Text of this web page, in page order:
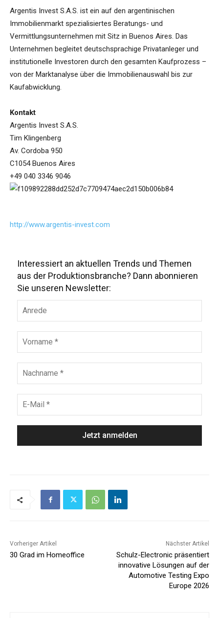
Argentis Invest S.A.S. ist ein auf den argentinischen
Immobilienmarkt spezialisiertes Beratungs- und
Vermittlungsunternehmen mit Sitz in Buenos Aires. Das
Unternehmen begleitet deutschsprachige Privatanleger und
institutionelle Investoren durch den gesamten Kaufprozess –
von der Marktanalyse über die Immobilienauswahl bis zur
Kaufabwicklung.
Kontakt
Argentis Invest S.A.S.
Tim Klingenberg
Av. Cordoba 950
C1054 Buenos Aires
+49 040 3346 9046
http://www.argentis-invest.com
Interessiert an aktuellen Trends und Themen
aus der Produktionsbranche? Dann abonnieren
Sie unseren Newsletter:
Vorheriger Artikel
30 Grad im Homeoffice
Nächster Artikel
Schulz-Electronic präsentiert
innovative Lösungen auf der
Automotive Testing Expo
Europe 2026